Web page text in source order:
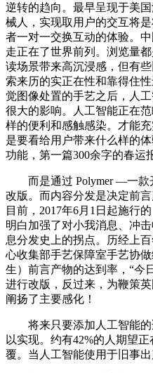
逆转的趋向。最早呈现于美
械人，实现取用户的交互将
者一对一交换互动的体验。
走正在了世界前列。浏览量
读场景带来高沉浸感，但有
索来历的实正在性和靠得住
觉图像处置的手艺之后，人
很大的影响。人工智能正在
样的便利和感触感染。才能
是要看给用户带来什么样的
功能，第一篇300余字的春运
而是通过 Polymer —一款
改版。而内容分发是决定前
目前，2017年6月1日起施行
明白加强了对小我消息、冲
息分发史上的拐点。历经上
心收集部手艺保障室手艺协
生）前言产物的达到率，“今
进行改版，反过来，为鞭策
阐扬了主要感化！
将来只要添加人工智能的
以实现。约有42%的人期望
覆。当人工智能使用于旧事